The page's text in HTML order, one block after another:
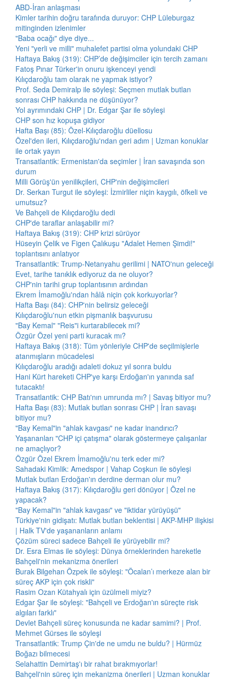
ABD-İran anlaşması
Kimler tarihin doğru tarafında duruyor: CHP Lüleburgaz
mitinginden izlenimler
"Baba ocağı" diye diye...
Yeni "yerli ve milli" muhalefet partisi olma yolundaki CHP
Haftaya Bakış (319): CHP’de değişimciler için tercih zamanı
Fatoş Pınar Türker'in onuru işkenceyi yendi
Kılıçdaroğlu tam olarak ne yapmak istiyor?
Prof. Seda Demiralp ile söyleşi: Seçmen mutlak butlan
sonrası CHP hakkında ne düşünüyor?
Yol ayrımındaki CHP | Dr. Edgar Şar ile söyleşi
CHP son hız kopuşa gidiyor
Hafta Başı (85): Özel-Kılıçdaroğlu düellosu
Özel'den ileri, Kılıçdaroğlu'ndan geri adım | Uzman konuklar
ile ortak yayın
Transatlantik: Ermenistan'da seçimler | İran savaşında son
durum
Milli Görüş'ün yenilikçileri, CHP'nin değişimcileri
Dr. Serkan Turgut ile söyleşi: İzmirliler niçin kaygılı, öfkeli ve
umutsuz?
Ve Bahçeli de Kılıçdaroğlu dedi
CHP'de taraflar anlaşabilir mi?
Haftaya Bakış (319): CHP krizi sürüyor
Hüseyin Çelik ve Figen Çalıkuşu "Adalet Hemen Şimdi!"
toplantısını anlatıyor
Transatlantik: Trump-Netanyahu gerilimi | NATO'nun geleceği
Evet, tarihe tanıklık ediyoruz da ne oluyor?
CHP'nin tarihi grup toplantısının ardından
Ekrem İmamoğlu'ndan hâlâ niçin çok korkuyorlar?
Hafta Başı (84): CHP'nin belirsiz geleceği
Kılıçdaroğlu'nun etkin pişmanlık başvurusu
"Bay Kemal" "Reis"i kurtarabilecek mi?
Özgür Özel yeni parti kuracak mı?
Haftaya Bakış (318): Tüm yönleriyle CHP'de seçilmişlerle
atanmışların mücadelesi
Kılıçdaroğlu aradığı adaleti dokuz yıl sonra buldu
Hani Kürt hareketi CHP'ye karşı Erdoğan'ın yanında saf
tutacaktı!
Transatlantik: CHP Batı'nın umrunda mı? | Savaş bitiyor mu?
Hafta Başı (83): Mutlak butlan sonrası CHP | İran savaşı
bitiyor mu?
"Bay Kemal"in "ahlak kavgası" ne kadar inandırıcı?
Yaşananları "CHP içi çatışma" olarak göstermeye çalışanlar
ne amaçlıyor?
Özgür Özel Ekrem İmamoğlu'nu terk eder mi?
Sahadaki Kimlik: Amedspor | Vahap Coşkun ile söyleşi
Mutlak butlan Erdoğan'ın derdine derman olur mu?
Haftaya Bakış (317): Kılıçdaroğlu geri dönüyor | Özel ne
yapacak?
"Bay Kemal"in "ahlak kavgası" ve "iktidar yürüyüşü"
Türkiye'nin gidişatı: Mutlak butlan beklentisi | AKP-MHP ilişkisi
| Halk TV'de yaşananların anlamı
Çözüm süreci sadece Bahçeli ile yürüyebilir mi?
Dr. Esra Elmas ile söyleşi: Dünya örneklerinden hareketle
Bahçeli'nin mekanizma önerileri
Burak Bilgehan Özpek ile söyleşi: "Öcalan’ı merkeze alan bir
süreç AKP için çok riskli"
Rasim Ozan Kütahyalı için üzülmeli miyiz?
Edgar Şar ile söyleşi: "Bahçeli ve Erdoğan'ın süreçte risk
algıları farklı"
Devlet Bahçeli süreç konusunda ne kadar samimi? | Prof.
Mehmet Gürses ile söyleşi
Transatlantik: Trump Çin'de ne umdu ne buldu? | Hürmüz
Boğazı bilmecesi
Selahattin Demirtaş'ı bir rahat bırakmıyorlar!
Bahçeli'nin süreç için mekanizma önerileri | Uzman konuklar